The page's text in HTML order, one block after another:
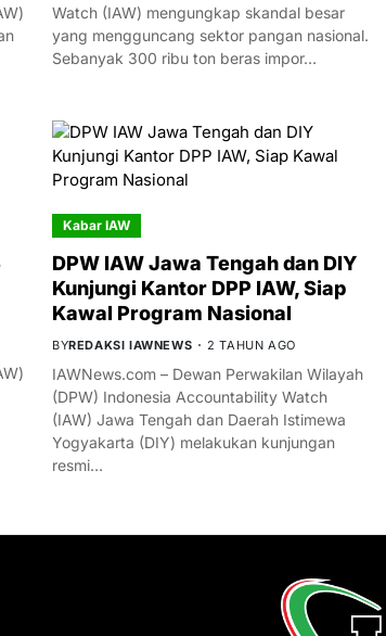
Watch (IAW) mengungkap skandal besar
yang mengguncang sektor pangan nasional.
Sebanyak 300 ribu ton beras impor…
Kabar IAW
DPW IAW Jawa Tengah dan DIY
Kunjungi Kantor DPP IAW, Siap
Kawal Program Nasional
BYREDAKSI IAWNEWS 2 TAHUN AGO
IAWNews.com – Dewan Perwakilan Wilayah
(DPW) Indonesia Accountability Watch
(IAW) Jawa Tengah dan Daerah Istimewa
Yogyakarta (DIY) melakukan kunjungan
resmi…